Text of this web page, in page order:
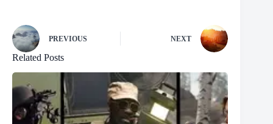
PREVIOUS NEXT
Related Posts